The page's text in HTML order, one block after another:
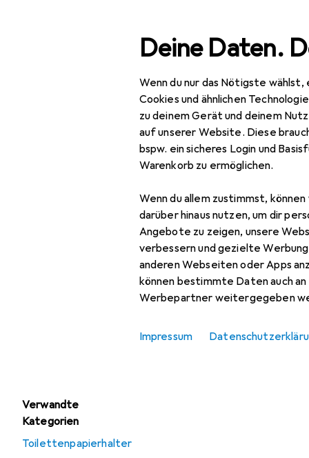
Deine Daten.
Wenn du nur das Nötigste
Cookies und ähnlichen
zu deinem Gerät und deinem
auf unserer Website. Diese
bspw. ein sicheres Login und
Warenkorb zu ermöglichen.
Wenn du allem zustimmst,
darüber hinaus nutzen, um dir
Angebote zu zeigen, unsere
verbessern und gezielte
anderen Webseiten oder Apps
können bestimmte Daten auch
Werbepartner weitergegeben
Impressum
Navigation nach Kategorien
Toilettenpapierhalter
Verwandte
Kategorien
Toilettenpapierhalter
Gesamtsortiment